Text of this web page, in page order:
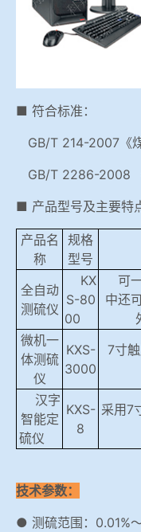
■ 符合标准：
GB/T 214-2007《
GB/T 2286-2008
■ 产品型号及主要特
产品名
称
规格
型号
全自动
测硫仪
KX
S-80
00
可一
中还
微机一
体测硫
仪
KXS-
3000
7寸
汉字
智能定
硫仪
KXS-
8
采用7
技术参数：
● 测硫范围：0.01%